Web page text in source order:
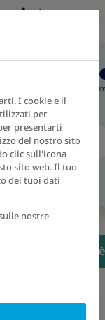
Sistema
Anni
cambiamento
I cookie e il
per
presentarti
del nostro sito
clic sull'icona
sito web. Il tuo
dei tuoi dati
nostre